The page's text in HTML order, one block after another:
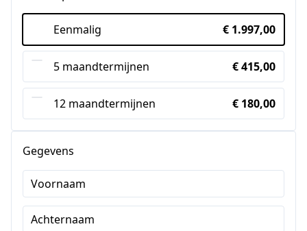
Eenmalig € 1.997,00
5 maandtermijnen € 415,00
12 maandtermijnen € 180,00
Gegevens
Voornaam
Achternaam